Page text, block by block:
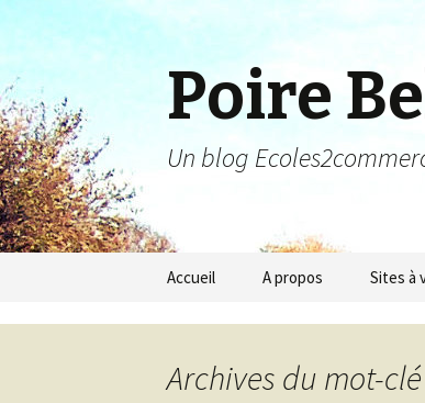
Poire
Un blog
Aller au contenu principal
Accueil A propos Sites à
Archives du mot-